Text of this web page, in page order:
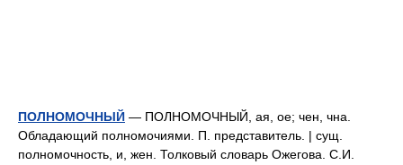
ПОЛНОМОЧНЫЙ — ПОЛНОМОЧНЫЙ, ая, ое; чен, чна.
Обладающий полномочиями. П. представитель. | сущ.
полномочность, и, жен. Толковый словарь Ожегова. С.И.